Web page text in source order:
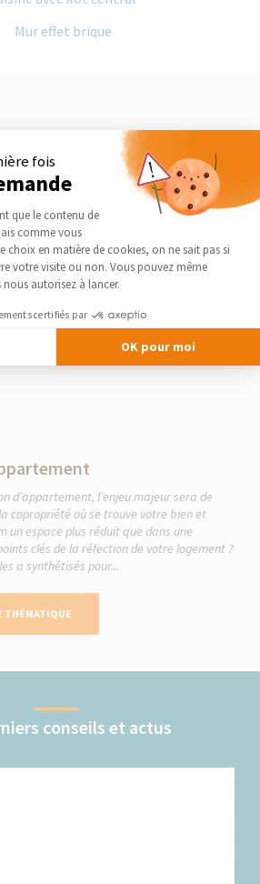
d’appartement, l’enjeu majeur sera de
copropriété où se trouve votre bien et
un espace plus réduit que dans une
clés de la réfection de votre logement ?
a synthétisés pour...
THÉMATIQUE
conseils et actus
fois
Gestion du
que le contenu de
comme vous
choix en matière de cookies, on ne sait pas si
votre visite ou non. Vous pouvez même
nous autorisez à lancer.
certifiés par
OK pour moi
consent